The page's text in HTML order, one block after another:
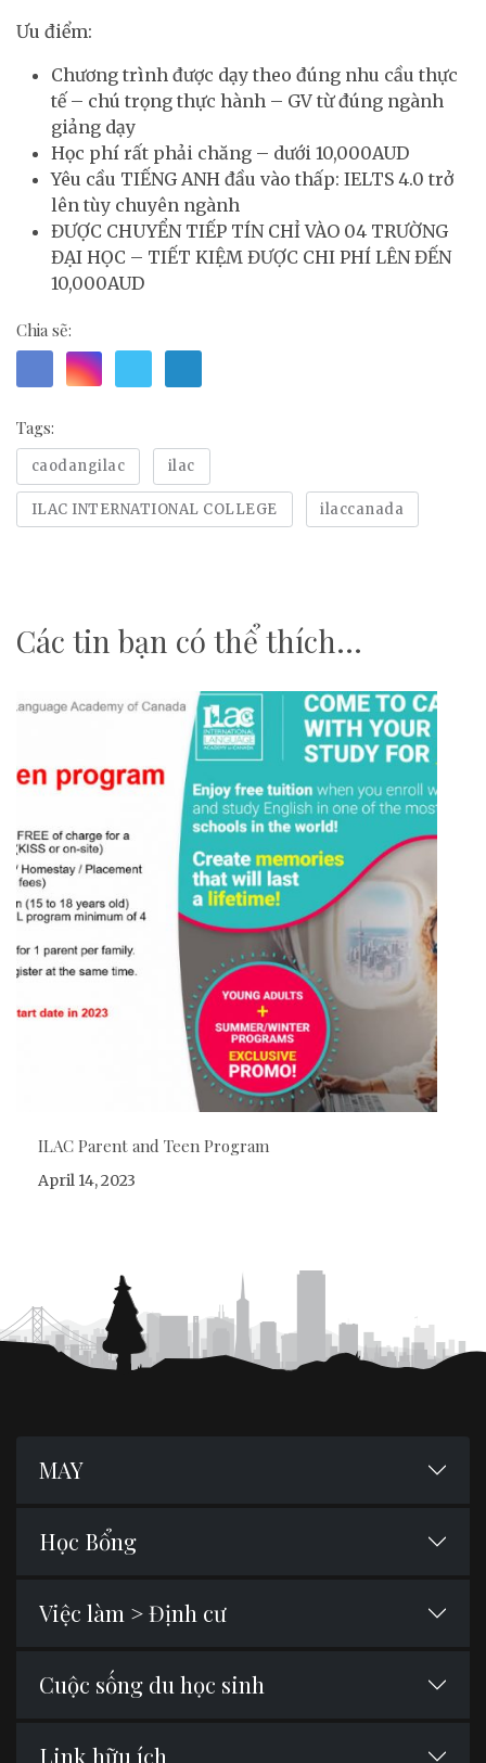
Ưu điểm:
Chương trình được dạy theo đúng nhu cầu thực
tế – chú trọng thực hành – GV từ đúng ngành
giảng dạy
Học phí rất phải chăng – dưới 10,000AUD
Yêu cầu TIẾNG ANH đầu vào thấp: IELTS 4.0 trở
lên tùy chuyên ngành
ĐƯỢC CHUYỂN TIẾP TÍN CHỈ VÀO 04 TRƯỜNG
ĐẠI HỌC – TIẾT KIỆM ĐƯỢC CHI PHÍ LÊN ĐẾN
10,000AUD
Chia sẽ:
Tags:
caodangilac ilac
ILAC INTERNATIONAL COLLEGE ilaccanada
Các tin bạn có thể thích...
ILAC Parent and Teen Program
April 14, 2023
MAY
Học Bổng
Việc làm > Định cư
Cuộc sống du học sinh
Link hữu ích